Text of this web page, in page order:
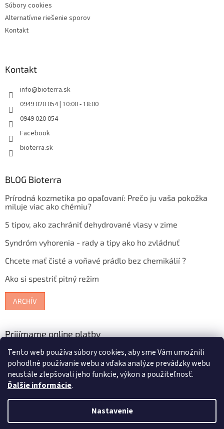
Tento web používa súbory cookies, aby sme Vám umožnili
pohodlné používanie webu a vďaka analýze prevádzky webu
neustále zlepšovali jeho funkcie, výkon a použiteľnosť.
Ďalšie informácie.
Nastavenie
Súbory cookies
Alternatívne riešenie sporov
Kontakt
Kontakt
info@bioterra.sk
0949 020 054 | 10:00 - 18:00
0949 020 054
Facebook
bioterra.sk
BLOG Bioterra
Prírodná kozmetika po opaľovaní: Prečo ju vaša pokožka
miluje viac ako chémiu?
5 tipov, ako zachrániť dehydrované vlasy v zime
Syndróm vyhorenia - rady a tipy ako ho zvládnuť
Chcete mať čisté a voňavé prádlo bez chemikálií ?
Ako si spestriť pitný režim
ARCHÍV
Prijímame online platby